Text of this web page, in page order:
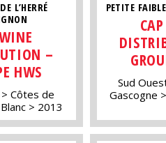
L’HERRÉ
–
HWS
Côtes de
Blanc 2013
PETITE
Sud
Gascogne